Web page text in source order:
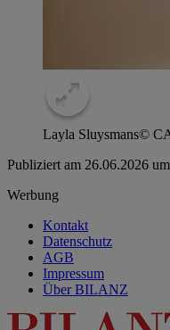
Layla Sluysmans©
Publiziert am 26.06.2026
Werbung
Kontakt
Datenschutz
AGB
Impressum
Über BILANZ